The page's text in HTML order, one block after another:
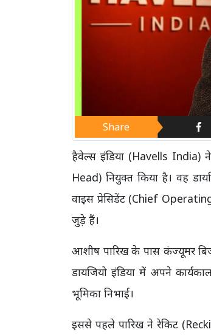
Share
हैवेल्स इंडिया (Havells India)
Head) नियुक्त किया है। वह
वाइस प्रेसिडेंट (Chief
जुड़े हैं।
आशीष पारिख के पास कंज्यूमर
डायजियो इंडिया में अपने
भूमिका निभाई।
इससे पहले पारिख ने रेकिट